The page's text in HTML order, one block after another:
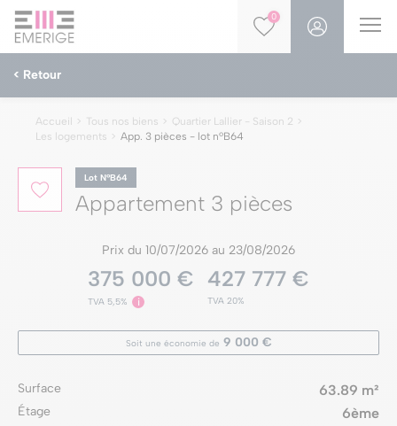
0
< Retour
Accueil Tous nos biens
Quartier Lallier - Saison 2
Les logements
App. 3 pièces - lot nºB64
Appartement 3 pièces
Lot NºB64
Prix du 10/07/2026 au 23/08/2026
375 000 €
TVA 5,5% i
427 777 €
TVA 20%
Soit une économie de 9 000 €
Surface 63.89 m²
Étage 6ème